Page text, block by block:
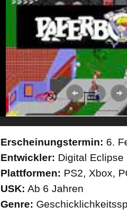
Erscheinungstermin: 6.
Entwickler: Digital Eclipse
Plattformen: PS2, Xbox,
USK: Ab 6 Jahren
Genre: